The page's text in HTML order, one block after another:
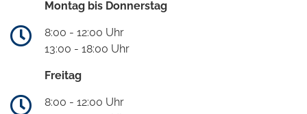
Montag bis Donnerstag
8:00 - 12:00 Uhr
13:00 - 18:00 Uhr
Freitag
8:00 - 12:00 Uhr